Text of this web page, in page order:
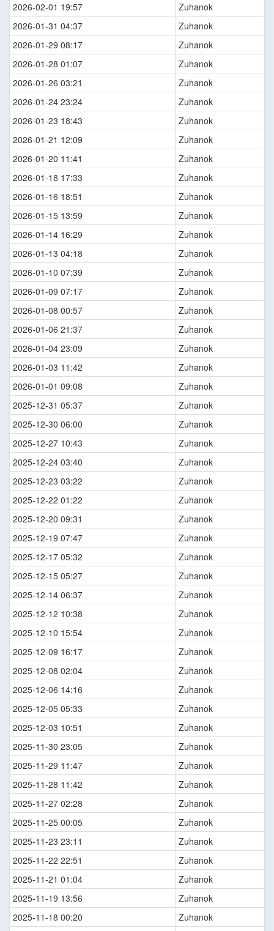
2026-02-01 19:57
Zuhanok
2026-01-31 04:37
Zuhanok
2026-01-29 08:17
Zuhanok
2026-01-28 01:07
Zuhanok
2026-01-26 03:21
Zuhanok
2026-01-24 23:24
Zuhanok
2026-01-23 18:43
Zuhanok
2026-01-21 12:09
Zuhanok
2026-01-20 11:41
Zuhanok
2026-01-18 17:33
Zuhanok
2026-01-16 18:51
Zuhanok
2026-01-15 13:59
Zuhanok
2026-01-14 16:29
Zuhanok
2026-01-13 04:18
Zuhanok
2026-01-10 07:39
Zuhanok
2026-01-09 07:17
Zuhanok
2026-01-08 00:57
Zuhanok
2026-01-06 21:37
Zuhanok
2026-01-04 23:09
Zuhanok
2026-01-03 11:42
Zuhanok
2026-01-01 09:08
Zuhanok
2025-12-31 05:37
Zuhanok
2025-12-30 06:00
Zuhanok
2025-12-27 10:43
Zuhanok
2025-12-24 03:40
Zuhanok
2025-12-23 03:22
Zuhanok
2025-12-22 01:22
Zuhanok
2025-12-20 09:31
Zuhanok
2025-12-19 07:47
Zuhanok
2025-12-17 05:32
Zuhanok
2025-12-15 05:27
Zuhanok
2025-12-14 06:37
Zuhanok
2025-12-12 10:38
Zuhanok
2025-12-10 15:54
Zuhanok
2025-12-09 16:17
Zuhanok
2025-12-08 02:04
Zuhanok
2025-12-06 14:16
Zuhanok
2025-12-05 05:33
Zuhanok
2025-12-03 10:51
Zuhanok
2025-11-30 23:05
Zuhanok
2025-11-29 11:47
Zuhanok
2025-11-28 11:42
Zuhanok
2025-11-27 02:28
Zuhanok
2025-11-25 00:05
Zuhanok
2025-11-23 23:11
Zuhanok
2025-11-22 22:51
Zuhanok
2025-11-21 01:04
Zuhanok
2025-11-19 13:56
Zuhanok
2025-11-18 00:20
Zuhanok